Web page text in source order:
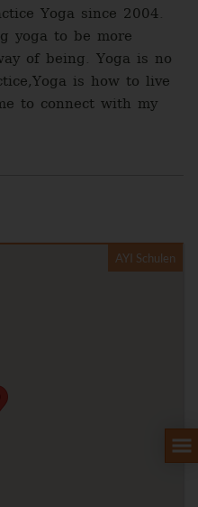
Yoga since 2004.
yoga to be more
of being. Yoga is no
is how to live
to connect with my
AYI Schulen